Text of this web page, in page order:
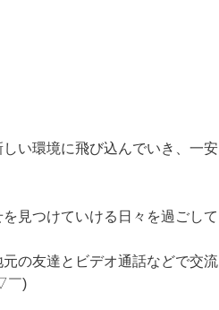
い環境に飛び込んでいき、一安
見つけていける日々を過ごして
の友達とビデオ通話などで交流
￣)